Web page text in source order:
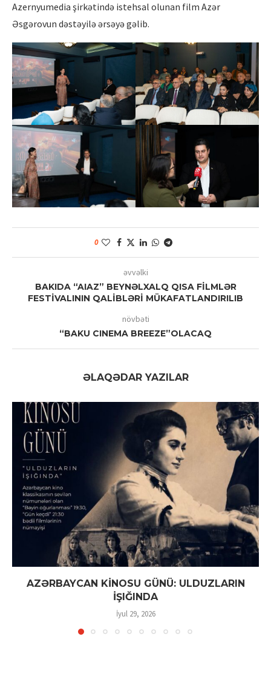
Azernyumedia şirkətində istehsal olunan film Azər
Əsgərovun dəstəyilə ərsəyə gəlib.
0
əvvəlki
BAKIDA “AIAZ” BEYNƏLXALQ QISA FİLMLƏR
FESTİVALININ QALİBLƏRİ MÜKAFATLANDIRILIB
növbəti
“BAKU CINEMA BREEZE”OLACAQ
ƏLAQƏDAR YAZILAR
AZƏRBAYCAN KİNOSU GÜNÜ: ULDUZLARIN
İŞIĞINDA
İyul 29, 2026